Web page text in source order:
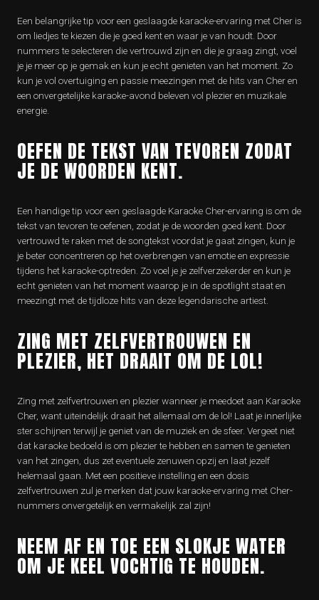
Een belangrijke tip voor een geslaagde karaoke-ervaring met Cher is
om liedjes te kiezen die je goed kent en waar je van houdt. Door
nummers te selecteren die vertrouwd zijn en die je graag zingt, voel
je je meer op je gemak en kun je echt genieten van het moment. Zo
kun je vol overtuiging en passie meezingen met de hits van Cher en
een onvergetelijke karaoke-avond beleven vol plezier en muzikale
energie.
OEFEN DE TEKST VAN TEVOREN ZODAT
JE DE WOORDEN KENT.
Een handige tip voor een geslaagde Karaoke Cher-ervaring is om de
tekst van tevoren te oefenen, zodat je de woorden goed kent. Door
vertrouwd te raken met de songtekst voordat je gaat zingen, kun je
je beter concentreren op het overbrengen van emotie en expressie
tijdens het karaoke-optreden. Zo voel je je zelfverzekerder en kun je
echt genieten van het moment waarop je in de spotlight staat en
meezingt met de tijdloze hits van deze legendarische artiest.
ZING MET ZELFVERTROUWEN EN
PLEZIER, HET DRAAIT OM DE LOL!
Zing met zelfvertrouwen en plezier wanneer je meedoet aan Karaoke
Cher, want uiteindelijk draait het allemaal om de lol! Laat je innerlijke
ster schijnen terwijl je geniet van de muziek en de sfeer. Vergeet niet
dat karaoke bedoeld is om plezier te hebben en samen te genieten
van het zingen, dus zet eventuele zenuwen opzij en laat jezelf
helemaal gaan. Met een positieve instelling en een dosis
zelfvertrouwen zul je merken dat jouw karaoke-ervaring met Cher-
nummers onvergetelijk en vermakelijk zal zijn!
NEEM AF EN TOE EEN SLOKJE WATER
OM JE KEEL VOCHTIG TE HOUDEN.